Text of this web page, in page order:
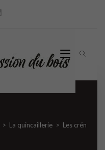
> La quincaillerie > Les